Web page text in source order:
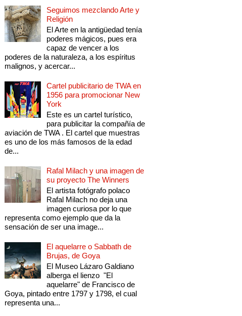
Seguimos mezclando Arte y
Religión
El Arte en la antigüedad tenía
poderes mágicos, pues era
capaz de vencer a los
poderes de la naturaleza, a los espíritus
malignos, y acercar...
Cartel publicitario de TWA en
1956 para promocionar New
York
Este es un cartel turístico,
para publicitar la compañía de
aviación de TWA . El cartel que muestras
es uno de los más famosos de la edad
de...
Rafal Milach y una imagen de
su proyecto The Winners
El artista fotógrafo polaco
Rafal Milach no deja una
imagen curiosa por lo que
representa como ejemplo que da la
sensación de ser una image...
El aquelarre o Sabbath de
Brujas, de Goya
El Museo Lázaro Galdiano
alberga el lienzo "El
aquelarre" de Francisco de
Goya, pintado entre 1797 y 1798, el cual
representa una...